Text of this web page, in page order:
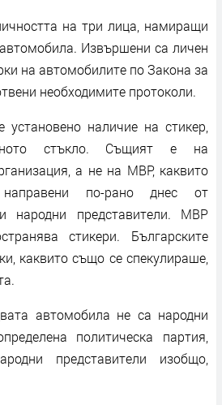
на три лица, намиращи
Извършени са личен
на автомобилите по Закона за
необходимите протоколи.
наличие на стикер,
стъкло. Същият е на
а не на МВР, каквито
по-рано днес от
народни представители. МВР
стикери. Българските
каквито също се спекулираше,
автомобила не са народни
политическа партия,
представители изобщо,